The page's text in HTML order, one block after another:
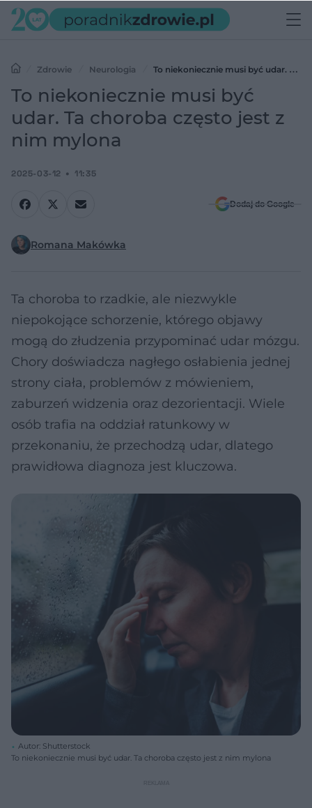
Zdrowie Neurologia
To niekoniecznie musi być udar. Ta
choroba często jest z nim mylona
To niekoniecznie musi być
udar. Ta choroba często jest z
nim mylona
2025-03-12 11:35
Dodaj do Google
Romana Makówka
Ta choroba to rzadkie, ale niezwykle
niepokojące schorzenie, którego objawy
mogą do złudzenia przypominać udar mózgu.
Chory doświadcza nagłego osłabienia jednej
strony ciała, problemów z mówieniem,
zaburzeń widzenia oraz dezorientacji. Wiele
osób trafia na oddział ratunkowy w
przekonaniu, że przechodzą udar, dlatego
prawidłowa diagnoza jest kluczowa.
Autor: Shutterstock
To niekoniecznie musi być udar. Ta choroba często jest z nim mylona